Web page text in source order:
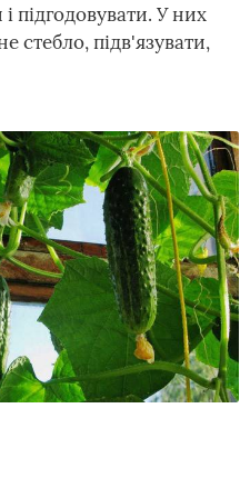
підгодовувати. У них
стебло, підв'язувати,